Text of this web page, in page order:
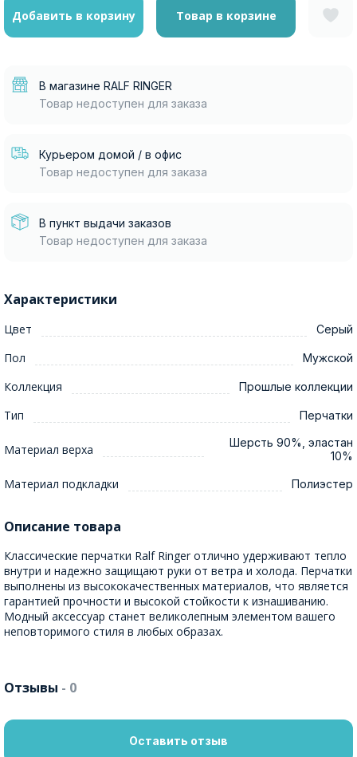
Добавить в корзину Товар в корзине
В магазине RALF RINGER
Товар недоступен для заказа
Курьером домой / в офис
Товар недоступен для заказа
В пункт выдачи заказов
Товар недоступен для заказа
Характеристики
Цвет Серый
Пол Мужской
Коллекция Прошлые коллекции
Тип Перчатки
Материал верха
Шерсть 90%, эластан
10%
Материал подкладки Полиэстер
Описание товара
Классические перчатки Ralf Ringer отлично удерживают тепло
внутри и надежно защищают руки от ветра и холода. Перчатки
выполнены из высококачественных материалов, что является
гарантией прочности и высокой стойкости к изнашиванию.
Модный аксессуар станет великолепным элементом вашего
неповторимого стиля в любых образах.
Отзывы - 0
Оставить отзыв